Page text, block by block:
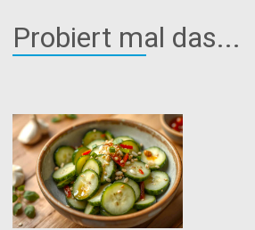
Probiert mal das...